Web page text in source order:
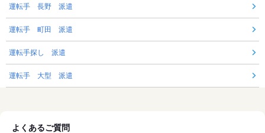
運転手 長野 派遣
運転手 町田 派遣
運転手探し 派遣
運転手 大型 派遣
よくあるご質問